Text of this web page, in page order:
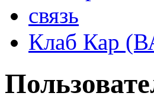
связь
Клаб Кар